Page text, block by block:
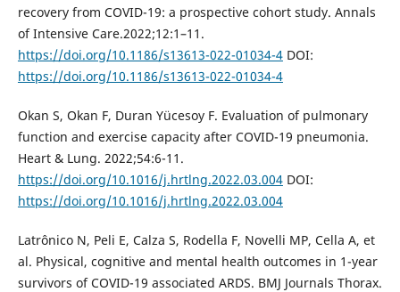
recovery from COVID-19: a prospective cohort study. Annals
of Intensive Care.2022;12:1–11.
https://doi.org/10.1186/s13613-022-01034-4DOI:
https://doi.org/10.1186/s13613-022-01034-4
Okan S, Okan F, Duran Yücesoy F. Evaluation of pulmonary
function and exercise capacity after COVID-19 pneumonia.
Heart & Lung. 2022;54:6-11.
https://doi.org/10.1016/j.hrtlng.2022.03.004DOI:
https://doi.org/10.1016/j.hrtlng.2022.03.004
Latrônico N, Peli E, Calza S, Rodella F, Novelli MP, Cella A, et
al. Physical, cognitive and mental health outcomes in 1-year
survivors of COVID-19 associated ARDS. BMJ Journals Thorax.